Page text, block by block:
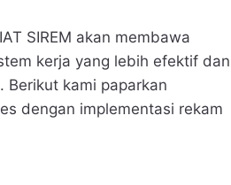
SIREM akan membawa
kerja yang lebih efektif dan
kami paparkan
dengan implementasi rekam